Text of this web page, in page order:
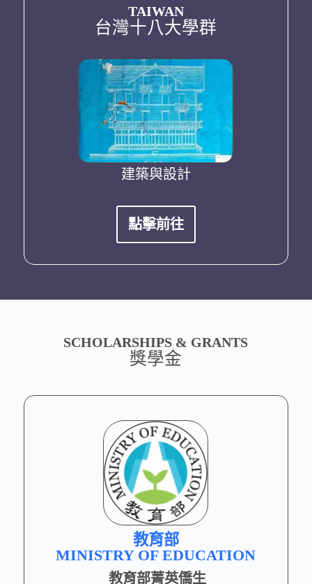
TAIWAN
台灣十八大學群
建築與設計
點擊前往
SCHOLARSHIPS & GRANTS
獎學金
教育部
MINISTRY OF EDUCATION
教育部菁英僑生